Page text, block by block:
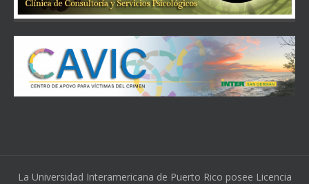
La Universidad Interamericana de Puerto Rico posee Licencia